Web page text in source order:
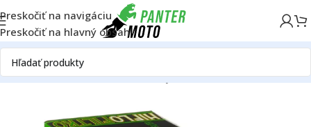
Preskočiť na navigáciu
Preskočiť na hlavný obsah
DomovOFF ROADMotorFiltreOlejové filtre